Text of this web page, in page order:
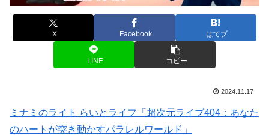
X Facebook はてブ
LINE コピー
2024.11.17
ミナミのライト らいとライフ「超次元ライブ404：あなた
のハートが突き動かすパラレルワールド」